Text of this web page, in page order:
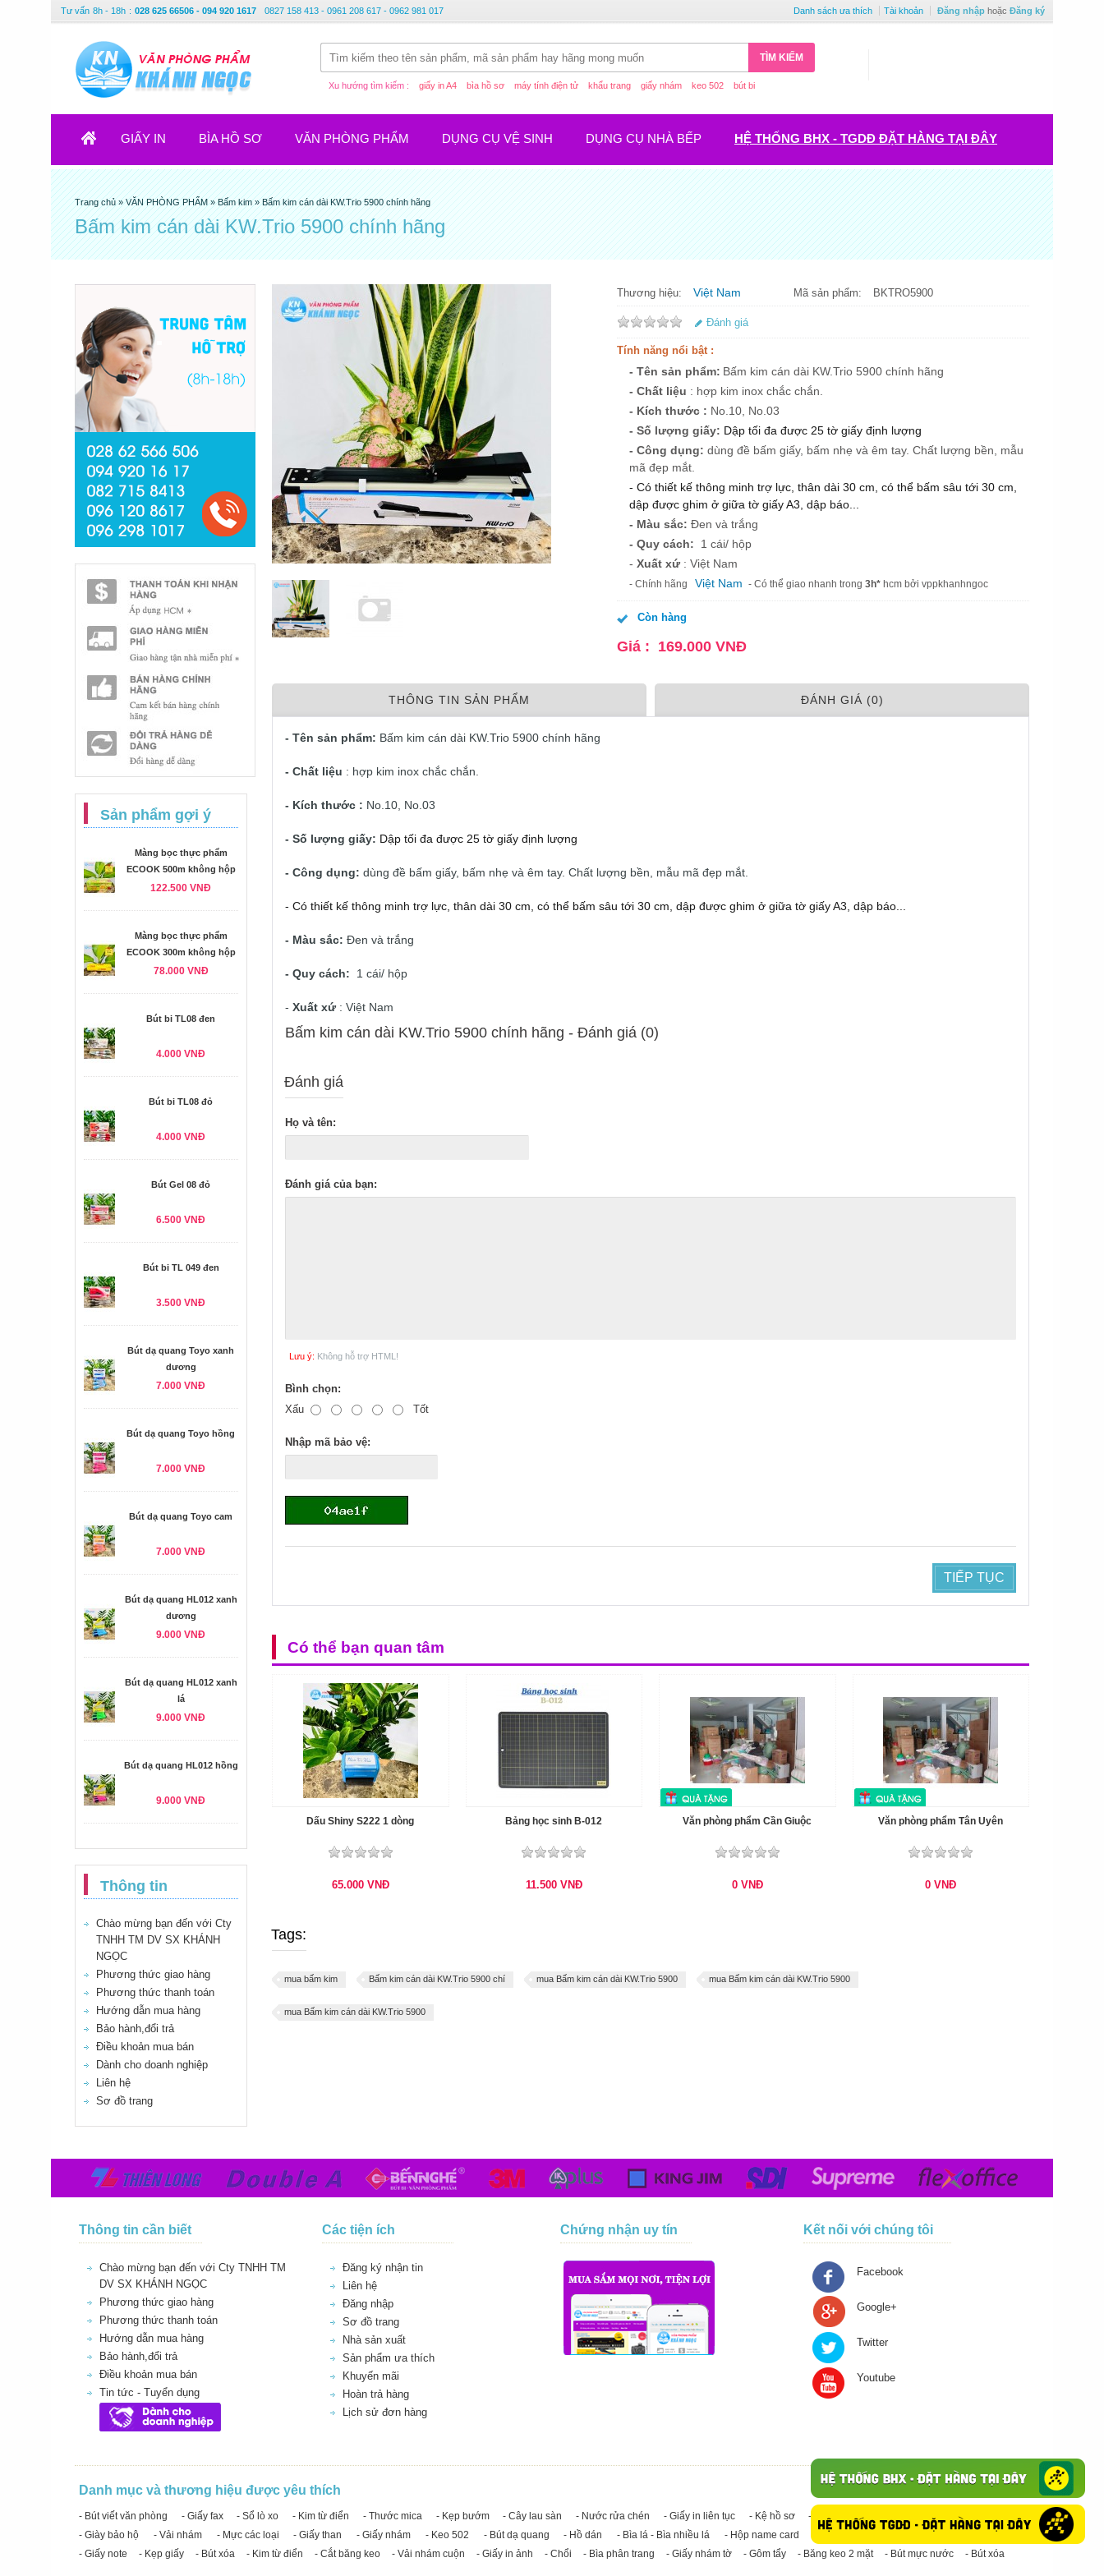
Tư vấn 8h - 18h : 028 625 66506 - 094 920 1617 0827 158 413 - 0961 208 617 - 0962 981 017 Danh sách ưa thích Tài khoản Đăng nhập hoặc Đăng ký
TÌM KIẾM
Xu hướng tìm kiếm : giấy in A4 bìa hồ sơ máy tính điện tử khẩu trang giấy nhám keo 502 bút bi
GIẤY IN BÌA HỒ SƠ VĂN PHÒNG PHẨM DỤNG CỤ VỆ SINH DỤNG CỤ NHÀ BẾP HỆ THỐNG BHX - TGDĐ ĐẶT HÀNG TẠI ĐÂY
Trang chủ»VĂN PHÒNG PHẨM »Bấm kim »Bấm kim cán dài KW.Trio 5900 chính hãng
Bấm kim cán dài KW.Trio 5900 chính hãng
Sản phẩm gợi ý
Màng bọc thực phẩm
ECOOK 500m không hộp
122.500 VNĐ
Màng bọc thực phẩm
ECOOK 300m không hộp
78.000 VNĐ
Bút bi TL08 đen
4.000 VNĐ
Bút bi TL08 đỏ
4.000 VNĐ
Bút Gel 08 đỏ
6.500 VNĐ
Bút bi TL 049 đen
3.500 VNĐ
Bút dạ quang Toyo xanh
dương
7.000 VNĐ
Bút dạ quang Toyo hồng
7.000 VNĐ
Bút dạ quang Toyo cam
7.000 VNĐ
Bút dạ quang HL012 xanh
dương
9.000 VNĐ
Bút dạ quang HL012 xanh
lá
9.000 VNĐ
Bút dạ quang HL012 hồng
9.000 VNĐ
Thông tin
Chào mừng bạn đến với Cty
TNHH TM DV SX KHÁNH
NGỌC
Phương thức giao hàng
Phương thức thanh toán
Hướng dẫn mua hàng
Bảo hành,đổi trả
Điều khoản mua bán
Dành cho doanh nghiệp
Liên hệ
Sơ đồ trang
Thương hiệu: Việt Nam Mã sản phẩm: BKTRO5900
Đánh giá
Tính năng nổi bật :
- Tên sản phẩm: Bấm kim cán dài KW.Trio 5900 chính hãng
- Chất liệu : hợp kim inox chắc chắn.
- Kích thước : No.10, No.03
- Số lượng giấy: Dập tối đa được 25 tờ giấy định lượng
- Công dụng: dùng đề bấm giấy, bấm nhẹ và êm tay. Chất lượng bền, mẫu
mã đẹp mắt.
- Có thiết kế thông minh trợ lực, thân dài 30 cm, có thể bấm sâu tới 30 cm,
dập được ghim ở giữa tờ giấy A3, dập báo...
- Màu sắc: Đen và trắng
- Quy cách:
1 cái/ hộp
- Xuất xứ : Việt Nam
- Chính hãng Việt Nam - Có thể giao nhanh trong 3h* hcm bởi vppkhanhngoc
Còn hàng
Giá : 169.000 VNĐ
THÔNG TIN SẢN PHẨM ÐÁNH GIÁ (0)
- Tên sản phẩm: Bấm kim cán dài KW.Trio 5900 chính hãng
- Chất liệu : hợp kim inox chắc chắn.
- Kích thước : No.10, No.03
- Số lượng giấy: Dập tối đa được 25 tờ giấy định lượng
- Công dụng: dùng đề bấm giấy, bấm nhẹ và êm tay. Chất lượng bền, mẫu mã đẹp mắt.
- Có thiết kế thông minh trợ lực, thân dài 30 cm, có thể bấm sâu tới 30 cm, dập được ghim ở giữa tờ giấy A3, dập báo...
- Màu sắc: Đen và trắng
- Quy cách: 1 cái/ hộp
- Xuất xứ : Việt Nam
Bấm kim cán dài KW.Trio 5900 chính hãng - Ðánh giá (0)
Đánh giá
Họ và tên:
Đánh giá của bạn:
Lưu ý: Không hỗ trợ HTML!
Bình chọn:
Xấu
Tốt
Nhập mã bảo vệ:
TIẾP TỤC
Có thể bạn quan tâm
Dấu Shiny S222 1 dòng
65.000 VNĐ
Bảng học sinh B-012
11.500 VNĐ
Văn phòng phẩm Cần Giuộc
0 VNĐ
Văn phòng phẩm Tân Uyên
0VNĐ
Tags:
mua bấm kim Bấm kim cán dài KW.Trio 5900 chí mua Bấm kim cán dài KW.Trio 5900 mua Bấm kim cán dài KW.Trio 5900
mua Bấm kim cán dài KW.Trio 5900
Thông tin cần biết
Chào mừng bạn đến với Cty TNHH TM
DV SX KHÁNH NGỌC
Phương thức giao hàng
Phương thức thanh toán
Hướng dẫn mua hàng
Bảo hành,đổi trả
Điều khoản mua bán
Tin tức - Tuyển dụng
Các tiện ích
Đăng ký nhận tin
Liên hệ
Đăng nhập
Sơ đồ trang
Nhà sản xuất
Sản phẩm ưa thích
Khuyến mãi
Hoàn trả hàng
Lịch sử đơn hàng
Chứng nhận uy tín Kết nối với chúng tôi
Facebook
Google+
Twitter
Youtube
Danh mục và thương hiệu được yêu thích
- Bút viết văn phòng - Giấy fax - Sổ lò xo - Kim từ điển - Thước mica - Kẹp bướm - Cây lau sàn - Nước rửa chén - Giấy in liên tục - Kệ hồ sơ - Giấy in A4
- Băng keo trong - Băng keo đục
- Giày bảo hộ
- Vải nhám - Mực các loại - Giấy than - Giấy nhám - Keo 502 - Bút dạ quang - Hồ dán - Bìa lá - Bìa nhiều lá - Hộp name card - Giấy in A3 - Giấy vệ sinh
- Keo Silicone
- Giấy note
- Kẹp giấy - Bút xóa - Kim từ điển - Cắt băng keo - Vải nhám cuộn - Giấy in ảnh - Chổi - Bìa phân trang - Giấy nhám tờ - Gôm tẩy - Băng keo 2 mặt - Bút mực nước - Bút xóa